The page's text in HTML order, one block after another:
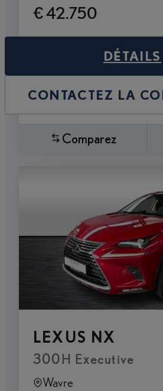
€ 42.750
DÉTAILS
CONTACTEZ LA
Comparez
LEXUS NX
300H Executive
Wavre